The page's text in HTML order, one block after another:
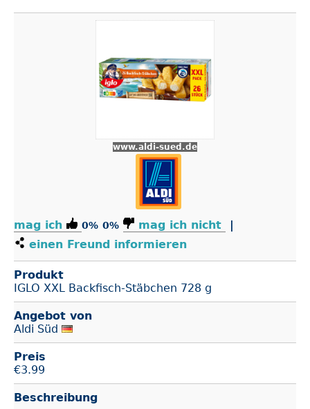
www.aldi-sued.de
mag ich 0% 0% mag ich nicht
|
einen Freund informieren
Produkt
IGLO XXL Backfisch-Stäbchen 728 g
Angebot von
Aldi Süd
Preis
€3.99
Beschreibung